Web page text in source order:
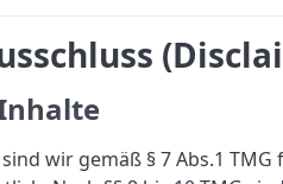
wir gemäß § 7 Abs.1